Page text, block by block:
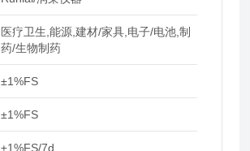
医疗卫生,能源,建材/家具,电子/电池,制
药/生物制药
±1%FS
±1%FS
±1%FS/7d